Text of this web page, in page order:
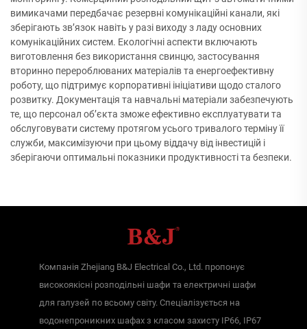
вимикачами передбачає резервні комунікаційні канали, які
зберігають зв’язок навіть у разі виходу з ладу основних
комунікаційних систем. Екологічні аспекти включають
виготовлення без використання свинцю, застосування
вторинно перероблюваних матеріалів та енергоефективну
роботу, що підтримує корпоративні ініціативи щодо сталого
розвитку. Документація та навчальні матеріали забезпечують
те, що персонал об’єкта зможе ефективно експлуатувати та
обслуговувати систему протягом усього тривалого терміну її
служби, максимізуючи при цьому віддачу від інвестицій і
зберігаючи оптимальні показники продуктивності та безпеки.
Компанія Zhejiang B&J Electrical Co., Ltd. пропонує
високоякісні розподільні шафи та електричні шафи
для галузей по всьому світу. Спеціалізується на
водонепроникних шафах з класом захисту IP66, IP67